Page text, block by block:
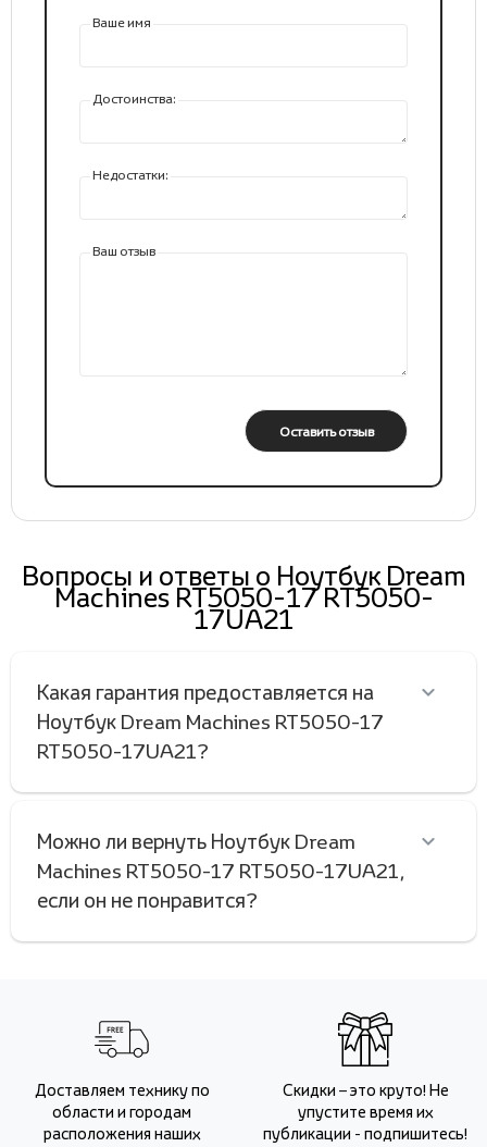
Ваше имя
Достоинства:
Недостатки:
Ваш отзыв
Оставить отзыв
Вопросы и ответы о Ноутбук Dream
Machines RT5050-17 RT5050-
17UA21
Какая гарантия предоставляется на
Ноутбук Dream Machines RT5050-17
RT5050-17UA21?
Можно ли вернуть Ноутбук Dream
Machines RT5050-17 RT5050-17UA21,
если он не понравится?
Доставляем технику по
области и городам
расположения наших
Скидки – это круто! Не
упустите время их
публикации - подпишитесь!